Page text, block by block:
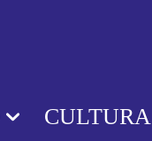
CULTURA